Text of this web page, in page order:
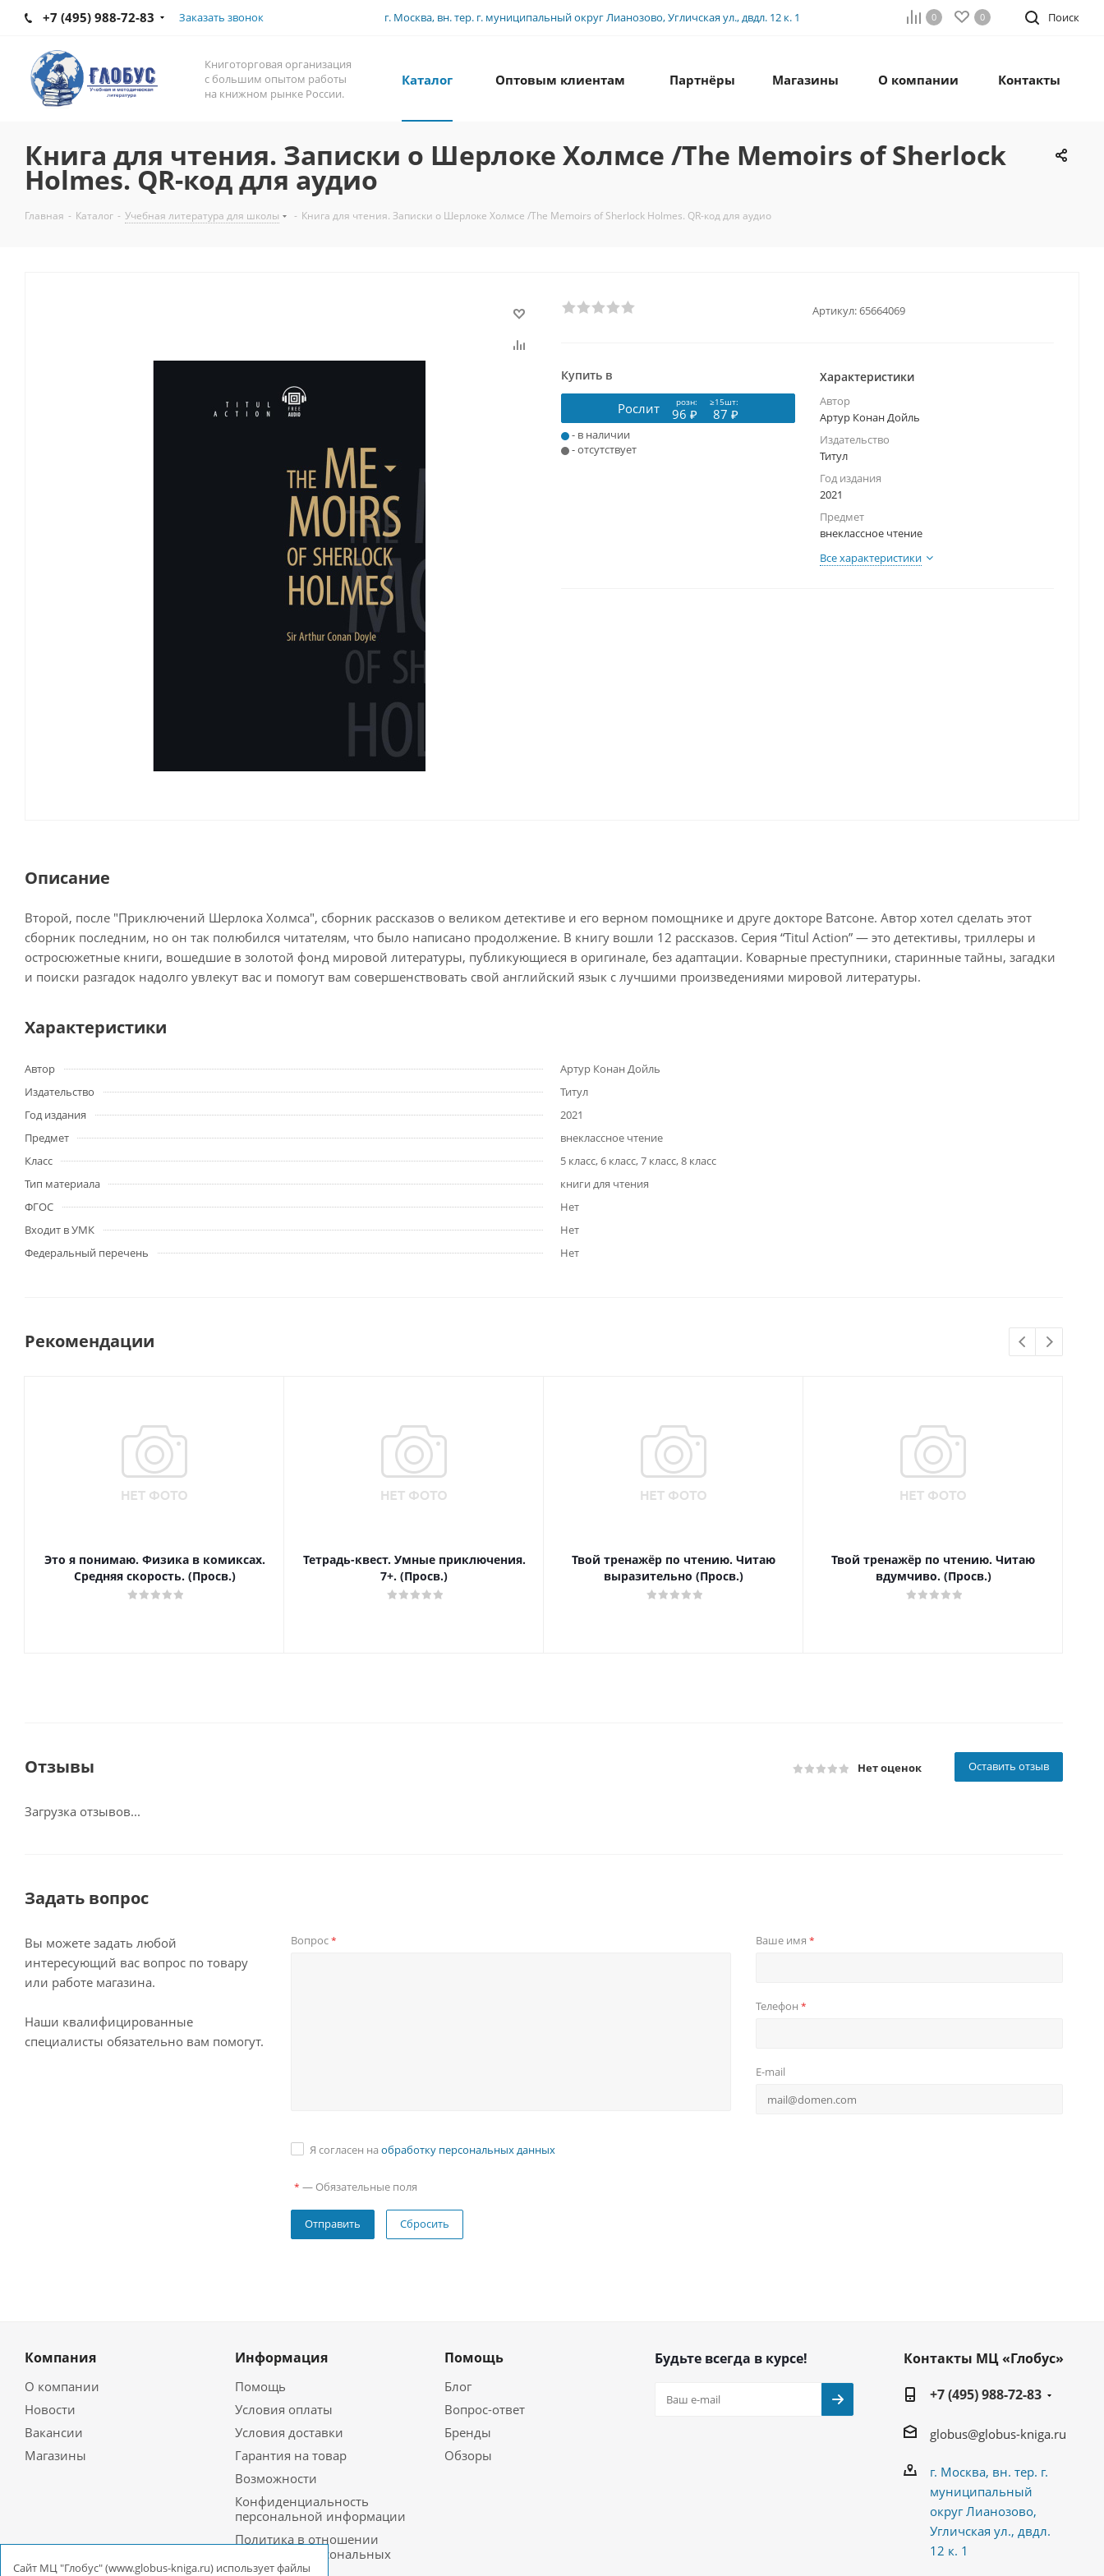
+7 (495) 988-72-83 Заказать звонок г. Москва, вн. тер. г. муниципальный округ Лианозово, Угличская ул., двдл. 12 к. 1 Поиск
0 0
Книготорговая организация
с большим опытом работы
на книжном рынке России.
Каталог Оптовым клиентам Партнёры Магазины О компании Контакты
Книга для чтения. Записки о Шерлоке Холмсе /The Memoirs of Sherlock
Holmes. QR-код для аудио
Главная - Каталог - Учебная литература для школы - Книга для чтения. Записки о Шерлоке Холмсе /The Memoirs of Sherlock Holmes. QR-код для аудио
Артикул:65664069
Купить в
Рослит розн: ≥15шт:
96 ₽ 87 ₽
- в наличии
- отсутствует
Характеристики
Автор
Артур Конан Дойль
Издательство
Титул
Год издания
2021
Предмет
внеклассное чтение
Все характеристики
Описание
Второй, после "Приключений Шерлока Холмса", сборник рассказов о великом детективе и его верном помощнике и друге докторе Ватсоне. Автор хотел сделать этот
сборник последним, но он так полюбился читателям, что было написано продолжение. В книгу вошли 12 рассказов. Серия “Titul Action” — это детективы, триллеры и
остросюжетные книги, вошедшие в золотой фонд мировой литературы, публикующиеся в оригинале, без адаптации. Коварные преступники, старинные тайны, загадки
и поиски разгадок надолго увлекут вас и помогут вам совершенствовать свой английский язык с лучшими произведениями мировой литературы.
Характеристики
Автор
Артур Конан Дойль
Издательство
Титул
Год издания
2021
Предмет
внеклассное чтение
Класс
5 класс, 6 класс, 7 класс, 8 класс
Тип материала
книги для чтения
ФГОС
Нет
Входит в УМК
Нет
Федеральный перечень
Нет
Рекомендации
Это я понимаю. Физика в комиксах.
Средняя скорость. (Просв.)
Тетрадь-квест. Умные приключения.
7+. (Просв.)
Твой тренажёр по чтению. Читаю
выразительно (Просв.)
Твой тренажёр по чтению. Читаю
вдумчиво. (Просв.)
Отзывы Нет оценок Оставить отзыв
Загрузка отзывов...
Задать вопрос
Вы можете задать любой
интересующий вас вопрос по товару
или работе магазина.
Наши квалифицированные
специалисты обязательно вам помогут.
Вопрос* Ваше имя *
Телефон *
E-mail
Я согласен на обработку персональных данных
* — Обязательные поля
Сбросить
Компания
О компании
Новости
Вакансии
Магазины
Информация
Помощь
Условия оплаты
Условия доставки
Гарантия на товар
Возможности
Конфиденциальность
персональной информации
Политика в отношении
обработки персональных
данных в ООО
Помощь
Блог
Вопрос-ответ
Бренды
Обзоры
Будьте всегда в курсе!
Контакты МЦ «Глобус»
+7 (495) 988-72-83
globus@globus-kniga.ru
г. Москва, вн. тер. г.
муниципальный
округ Лианозово,
Угличская ул., двдл.
12 к. 1
Cайт МЦ "Глобус" (www.globus-kniga.ru) использует файлы